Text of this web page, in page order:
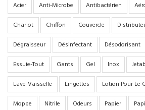
Acier Anti-Microbe Antibactérien
Chariot
Chiffon Couvercle
Dégraisseur
Désinfectant Désodorisant
Essuie-Tout
Gants Gel Inox
Lave-Vaisselle
Lingettes Lotion Pour Le
Moppe
Nitrile Odeurs Papier